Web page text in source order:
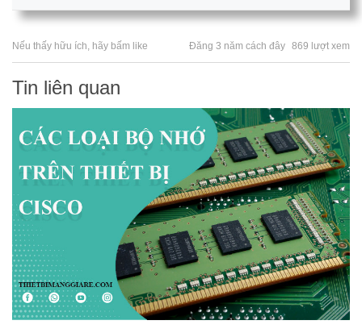
Nếu thấy hữu ích, hãy bấm like Đăng 3 năm cách đây 869 lượt xem
Tin liên quan